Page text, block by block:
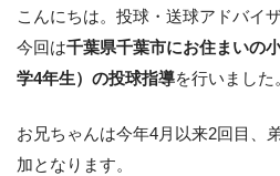
こんにちは。投球・送球アドバイ
今回は千葉県千葉市にお住まいの
学4年生）の投球指導を行いました
お兄ちゃんは今年4月以来2回目、
加となります。